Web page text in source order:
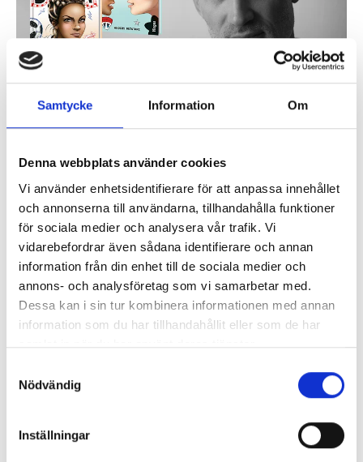
Samtycke Information Om
Denna webbplats använder cookies
Vi använder enhetsidentifierare för att anpassa innehållet
och annonserna till användarna, tillhandahålla funktioner
för sociala medier och analysera vår trafik. Vi
vidarebefordrar även sådana identifierare och annan
information från din enhet till de sociala medier och
annons- och analysföretag som vi samarbetar med.
Dessa kan i sin tur kombinera informationen med annan
information som du har tillhandahållit eller som de har
samlat in när du har använt deras tjänster.
Nödvändig
Inställningar
2021-02-02 08:30 Hegas
hänga med Sanja
Skådespelaren Anders Blentare debuterar som
författare hos oss på Hegas. Han har skrivit böckerna
om Sanja. En serie som rymmer både svettiga, snabba
fotbollsmatcher, tjafs på skolgården och rivalitet.
Redaktionen ställde en massa frågor till
debutantförfattaren!
0 kommentar(er) Läs mer
Beroende på kommunens upphandlingsavtal köper du våra